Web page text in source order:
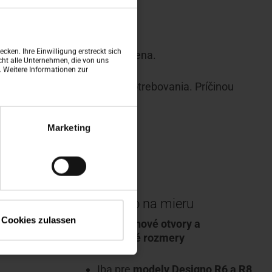
Ihre Einwilligung erstreckt sich
alle Unternehmen, die von uns
Weitere Informationen zur
Marketing
Cookies zulassen
, je na mieste jeho výmena.
okna v dôsledku opotrebovania. Príčinou
nižší prostup světla
na
MW – okno na mieru
Riešenie pre
nové otvory a
neštandardné rozmery
Iba pre modely Designo R6 a R8